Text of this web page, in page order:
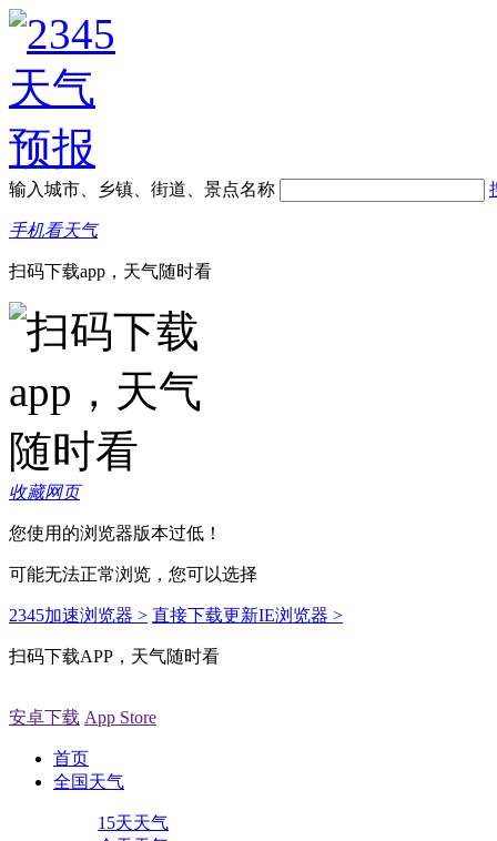
输入城市、乡镇、街道、景点名称
手机看天气
扫码下载app，天气随时看
收藏网页
您使用的浏览器版本过低！
可能无法正常浏览，您可以选择
2345加速浏览器 > 直接下载更新IE浏览器 >
扫码下载APP，天气随时看
安卓下载 App Store
首页
全国天气
15天天气